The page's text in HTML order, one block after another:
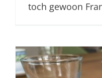
toch gewoon